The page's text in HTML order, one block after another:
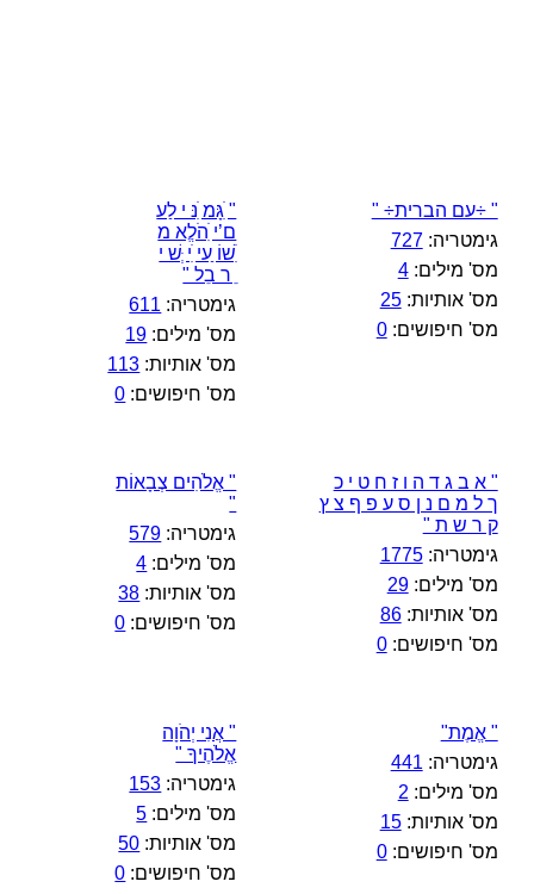
" ÷עם הברית÷ "
גימטריה:727
מס' מילים:4
מס' אותיות:25
מס' חיפושים:0
" ִׁגָּמ ִׁנּ י לַע
ם’י ִׁהֹלֱא מ
ִׁשׁוֹ ַעי ִׁי ְּשׁ י
ֵ ר בֵל "
גימטריה: 611
מס' מילים: 19
מס' אותיות: 113
מס' חיפושים: 0
" א ב ג ד ה ו ז ח ט י כ
ך ל מ ם נ ן ס ע פ ף צ ץ
ק ר ש ת "
גימטריה:1775
מס' מילים:29
מס' אותיות:86
מס' חיפושים:0
" אֱלֹהִים צְבָאוֹת
"
גימטריה: 579
מס' מילים: 4
מס' אותיות: 38
מס' חיפושים: 0
" אֱמֶת"
גימטריה: 441
מס' מילים: 2
מס' אותיות:15
מס' חיפושים:0
" אֲנִי יְהֹוָה
אֱלֹהֶיךָ "
גימטריה: 153
מס' מילים: 5
מס' אותיות: 50
מס' חיפושים: 0